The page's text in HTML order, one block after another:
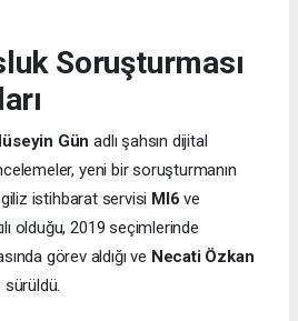
Soruşturması
Gün adlı şahsın dijital
yeni bir soruşturmanın
istihbarat servisi MI6 ve
olduğu, 2019 seçimlerinde
görev aldığı ve Necati Özkan
sürüldü.